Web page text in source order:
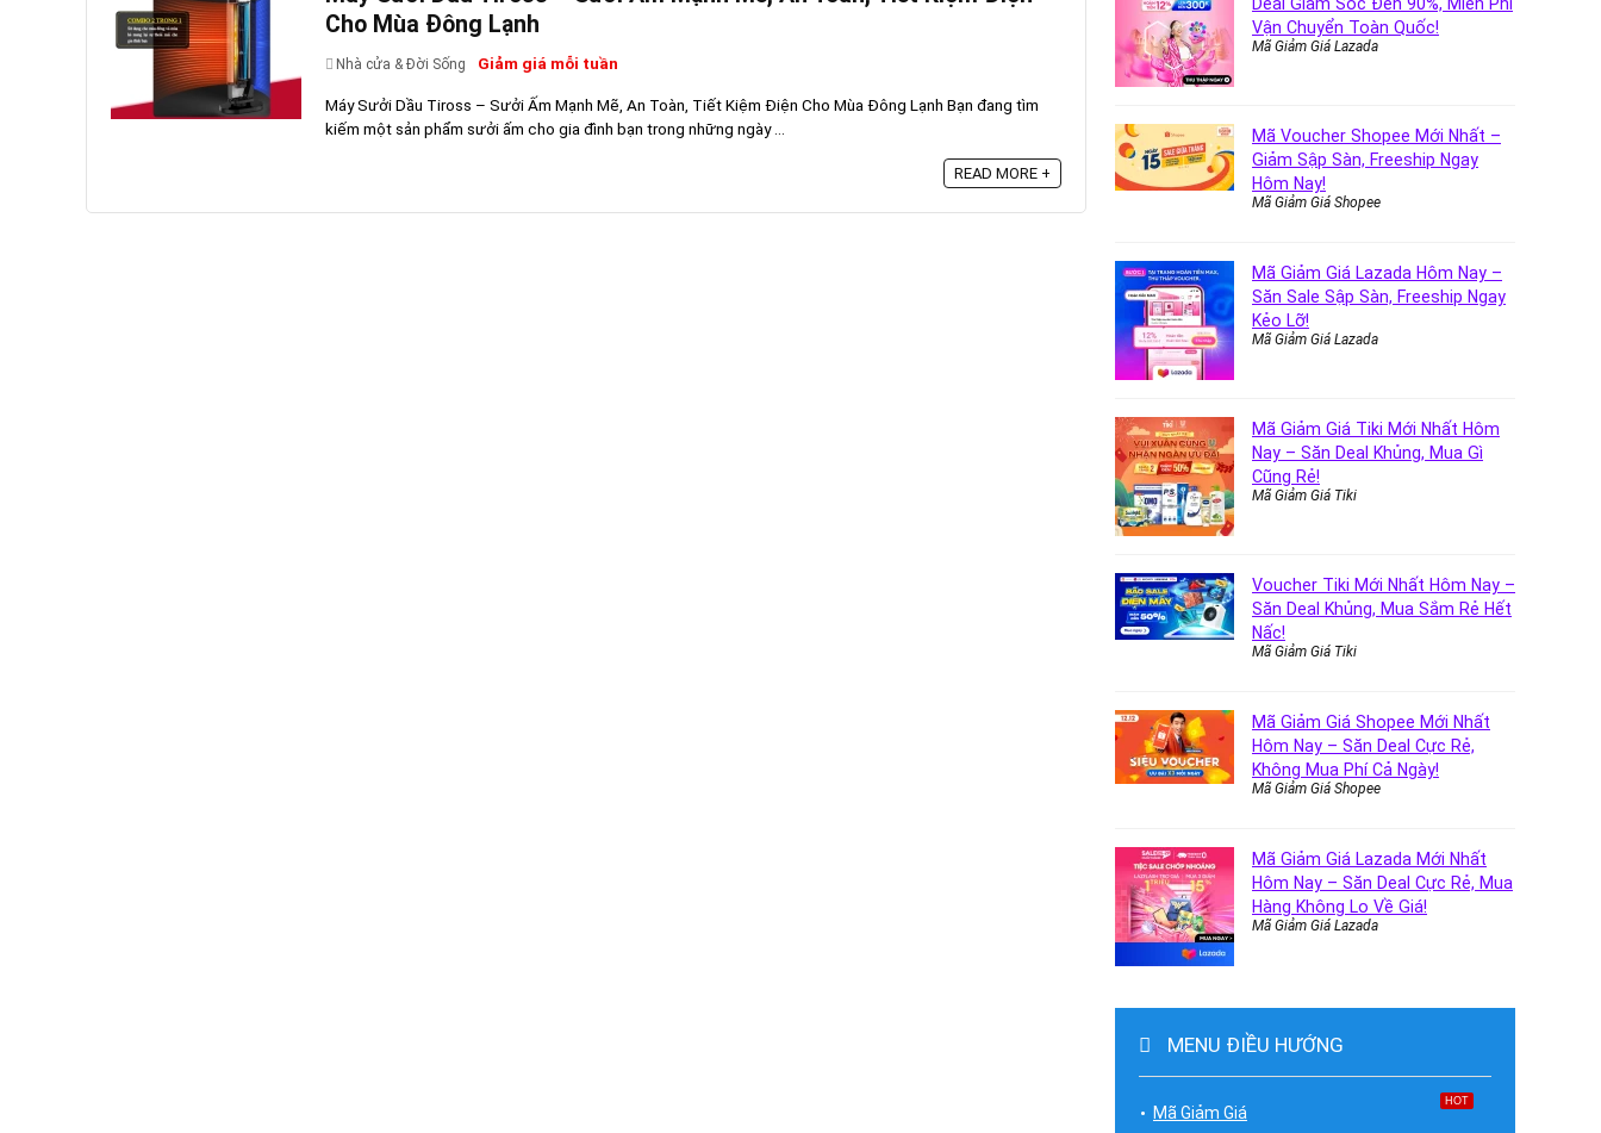
Cho Mùa Đông Lạnh
Nhà cửa & Đời Sống Giảm giá mỗi tuần
Máy Sưởi Dầu Tiross – Sưởi Ấm Mạnh Mẽ, An Toàn, Tiết Kiệm Điện Cho Mùa Đông Lạnh Bạn đang tìm
kiếm một sản phẩm sưởi ấm cho gia đình bạn trong những ngày ...
READ MORE +
Vận Chuyển Toàn Quốc!
Mã Giảm Giá Lazada
Mã Voucher Shopee Mới Nhất –
Giảm Sập Sàn, Freeship Ngay
Hôm Nay!
Mã Giảm Giá Shopee
Mã Giảm Giá Lazada Hôm Nay –
Săn Sale Sập Sàn, Freeship Ngay
Kẻo Lỡ!
Mã Giảm Giá Lazada
Mã Giảm Giá Tiki Mới Nhất Hôm
Nay – Săn Deal Khủng, Mua Gì
Cũng Rẻ!
Mã Giảm Giá Tiki
Voucher Tiki Mới Nhất Hôm Nay –
Săn Deal Khủng, Mua Sắm Rẻ Hết
Nấc!
Mã Giảm Giá Tiki
Mã Giảm Giá Shopee Mới Nhất
Hôm Nay – Săn Deal Cực Rẻ,
Không Mua Phí Cả Ngày!
Mã Giảm Giá Shopee
Mã Giảm Giá Lazada Mới Nhất
Hôm Nay – Săn Deal Cực Rẻ, Mua
Hàng Không Lo Về Giá!
Mã Giảm Giá Lazada
MENU ĐIỀU HƯỚNG
Mã Giảm Giá
HOT